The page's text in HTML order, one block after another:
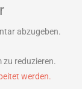
abzugeben.
zu reduzieren.
werden.